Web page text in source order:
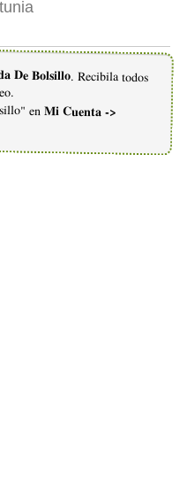
De Bolsillo. Recibila todos
en Mi Cuenta ->